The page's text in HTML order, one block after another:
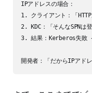
IPアドレスの場合：
1. クライアント：「
2. KDC：「そんなSPNは
3. 結果：Kerberos失敗 →